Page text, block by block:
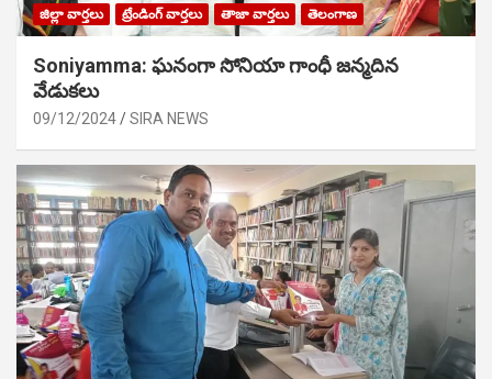
జిల్లా వార్తలు ట్రేండింగ్ వార్తలు తాజా వార్తలు తెలంగాణ
Soniyamma: ఘ‌నంగా సోనియా గాంధీ జ‌న్మ‌దిన
వేడుక‌లు
09/12/2024 SIRA NEWS